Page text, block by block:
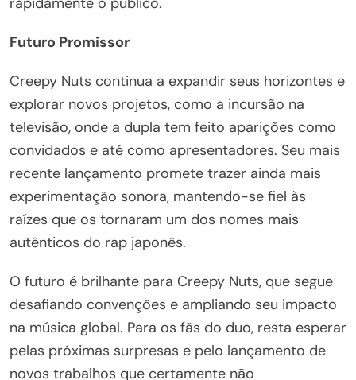
Futuro Promissor
Creepy Nuts continua a expandir seus horizontes e
explorar novos projetos, como a incursão na
televisão, onde a dupla tem feito aparições como
convidados e até como apresentadores. Seu mais
recente lançamento promete trazer ainda mais
experimentação sonora, mantendo-se fiel às
raízes que os tornaram um dos nomes mais
autênticos do rap japonês.
O futuro é brilhante para Creepy Nuts, que segue
desafiando convenções e ampliando seu impacto
na música global. Para os fãs do duo, resta esperar
pelas próximas surpresas e pelo lançamento de
novos trabalhos que certamente não